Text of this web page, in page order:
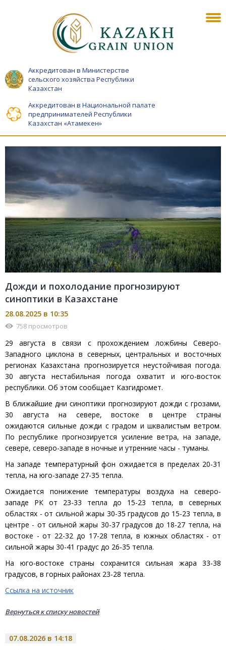
Аккредитован в Министерстве
сельского хозяйства Республики
Казахстан
Аккредитован в Национальной палате
предпринимателей Республики
Казахстан «Атамекен»
Дожди и похолодание прогнозируют
синоптики в Казахстане
28.08.2025 в 10:35
758 просмотров
29 августа в связи с прохождением ложбины Северо-
Западного циклона в северных, центральных и восточных
регионах Казахстана прогнозируется неустойчивая погода.
30 августа нестабильная погода охватит и юго-восток
республики. Об этом сообщает Казгидромет.
В ближайшие дни синоптики прогнозируют дожди с грозами,
30 августа на севере, востоке в центре страны
ожидаются сильные дожди с градом и шквалистым ветром.
По республике прогнозируется усиление ветра, на западе,
севере, северо-западе в ночные и утренние часы - туманы.
На западе температурный фон ожидается в пределах 20-31
тепла, на юго-западе 27-35 тепла.
Ожидается понижение температуры воздуха на северо-
западе РК от 23-33 тепла до 15-23 тепла, в северных
областях - от сильной жары 30-35 градусов до 15-23 тепла, в
центре - от сильной жары 30-37 градусов до 18-27 тепла, на
востоке - от 22-32 до 17-28 тепла, в южных областях - от
сильной жары 30-41 градус до 26-35 тепла.
На юго-востоке страны сохранится сильная жара 33-38
градусов, в горных районах 23-28 тепла.
Ссылка на источник
Вернуться к списку новостей
07.08.2026 в 14:18